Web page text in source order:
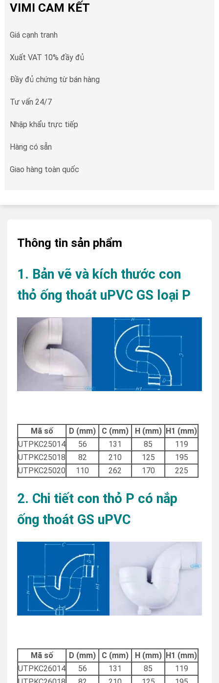
VIMI CAM KẾT
Giá cạnh tranh
Xuất VAT 10% đầy đủ
Đầy đủ chứng từ bán hàng
Tư vấn 24/7
Nhập khẩu trực tiếp
Hàng có sẵn
Giao hàng toàn quốc
Thông tin sản phẩm
1. Bản vẽ và kích thước con
thỏ ống thoát uPVC GS loại P
Mã số D (mm) C (mm) H (mm) H1 (mm)
UTPKC25014
56 131 85
119
UTPKC25018
82 210 125
195
UTPKC25020
110 262 170 225
2. Chi tiết con thỏ P có nắp
ống thoát GS uPVC
Mã số D (mm) C (mm) H (mm) H1 (mm)
UTPKC26014
56 131 85
119